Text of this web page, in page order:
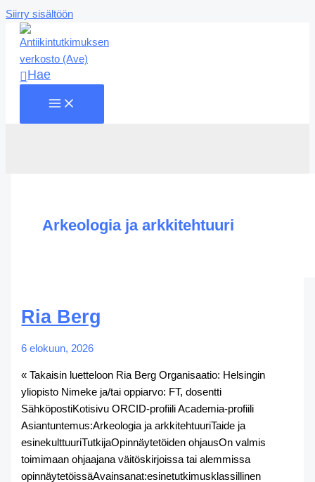
Siirry sisältöön
Hae
Arkeologia ja arkkitehtuuri
Ria Berg
6 elokuun, 2026
« Takaisin luetteloon Ria Berg Organisaatio: Helsingin
yliopisto Nimeke ja/tai oppiarvo: FT, dosentti
SähköpostiKotisivu ORCID-profiili Academia-profiili
Asiantuntemus:Arkeologia ja arkkitehtuuriTaide ja
esinekulttuuriTutkijaOpinnäytetöiden ohjausOn valmis
toimimaan ohjaajana väitöskirjoissa tai alemmissa
opinnäytetöissäAvainsanat:esinetutkimusklassillinen